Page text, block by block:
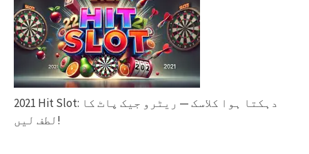
2021 Hit Slot: دہکتا ہوا کلاسک — ریٹرو جیک پاٹ کا
لطف لیں!